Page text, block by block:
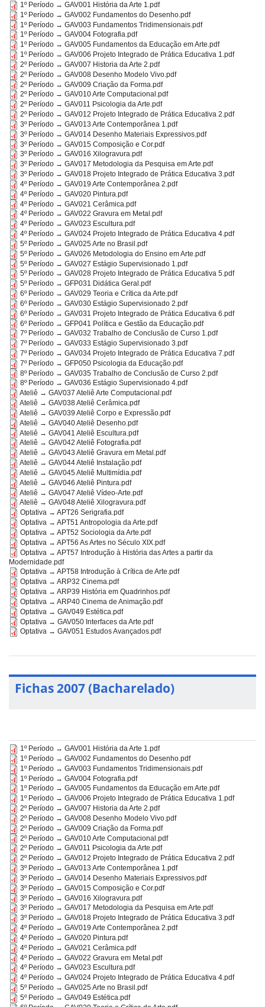
1º Período → GAV001 História da Arte 1.pdf
1º Período → GAV002 Fundamentos do Desenho.pdf
1º Período → GAV003 Fundamentos Tridimensionais.pdf
1º Período → GAV004 Fotografia.pdf
1º Período → GAV005 Fundamentos da Educação em Arte.pdf
1º Período → GAV006 Projeto Integrado de Prática Educativa 1.pdf
2º Período → GAV007 Historia da Arte 2.pdf
2º Período → GAV008 Desenho Modelo Vivo.pdf
2º Período → GAV009 Criação da Forma.pdf
2º Período → GAV010 Arte Computacional.pdf
2º Período → GAV011 Psicologia da Arte.pdf
2º Período → GAV012 Projeto Integrado de Prática Educativa 2.pdf
3º Período → GAV013 Arte Contemporânea 1.pdf
3º Período → GAV014 Desenho Materiais Expressivos.pdf
3º Período → GAV015 Composição e Cor.pdf
3º Período → GAV016 Xilogravura.pdf
3º Período → GAV017 Metodologia da Pesquisa em Arte.pdf
3º Período → GAV018 Projeto Integrado de Prática Educativa 3.pdf
4º Período → GAV019 Arte Contemporânea 2.pdf
4º Período → GAV020 Pintura.pdf
4º Período → GAV021 Cerâmica.pdf
4º Período → GAV022 Gravura em Metal.pdf
4º Período → GAV023 Escultura.pdf
4º Período → GAV024 Projeto Integrado de Prática Educativa 4.pdf
5º Período → GAV025 Arte no Brasil.pdf
5º Período → GAV026 Metodologia do Ensino em Arte.pdf
5º Período → GAV027 Estágio Supervisionado 1.pdf
5º Período → GAV028 Projeto Integrado de Prática Educativa 5.pdf
5º Período → GFP031 Didática Geral.pdf
6º Período → GAV029 Teoria e Crítica da Arte.pdf
6º Período → GAV030 Estágio Supervisionado 2.pdf
6º Período → GAV031 Projeto Integrado de Prática Educativa 6.pdf
6º Período → GFP041 Política e Gestão da Educação.pdf
7º Período → GAV032 Trabalho de Conclusão de Curso 1.pdf
7º Período → GAV033 Estágio Supervisionado 3.pdf
7º Período → GAV034 Projeto Integrado de Prática Educativa 7.pdf
7º Período → GFP050 Psicologia da Educação.pdf
8º Período → GAV035 Trabalho de Conclusão de Curso 2.pdf
8º Período → GAV036 Estágio Supervisionado 4.pdf
Ateliê → GAV037 Ateliê Arte Computacional.pdf
Ateliê → GAV038 Ateliê Cerâmica.pdf
Ateliê → GAV039 Ateliê Corpo e Expressão.pdf
Ateliê → GAV040 Ateliê Desenho.pdf
Ateliê → GAV041 Ateliê Escultura.pdf
Ateliê → GAV042 Ateliê Fotografia.pdf
Ateliê → GAV043 Ateliê Gravura em Metal.pdf
Ateliê → GAV044 Ateliê Instalação.pdf
Ateliê → GAV045 Ateliê Multimídia.pdf
Ateliê → GAV046 Ateliê Pintura.pdf
Ateliê → GAV047 Ateliê Vídeo-Arte.pdf
Ateliê → GAV048 Ateliê Xilogravura.pdf
Optativa → APT26 Serigrafia.pdf
Optativa → APT51 Antropologia da Arte.pdf
Optativa → APT52 Sociologia da Arte.pdf
Optativa → APT56 As Artes no Século XIX.pdf
Optativa → APT57 Introdução à História das Artes a partir da
Modernidade.pdf
Optativa → APT58 Introdução à Crítica de Arte.pdf
Optativa → ARP32 Cinema.pdf
Optativa → ARP39 História em Quadrinhos.pdf
Optativa → ARP40 Cinema de Animação.pdf
Optativa → GAV049 Estética.pdf
Optativa → GAV050 Interfaces da Arte.pdf
Optativa → GAV051 Estudos Avançados.pdf
Fichas 2007 (Bacharelado)
1º Período → GAV001 História da Arte 1.pdf
1º Período → GAV002 Fundamentos do Desenho.pdf
1º Período → GAV003 Fundamentos Tridimensionais.pdf
1º Período → GAV004 Fotografia.pdf
1º Período → GAV005 Fundamentos da Educação em Arte.pdf
1º Período → GAV006 Projeto Integrado de Prática Educativa 1.pdf
2º Período → GAV007 Historia da Arte 2.pdf
2º Período → GAV008 Desenho Modelo Vivo.pdf
2º Período → GAV009 Criação da Forma.pdf
2º Período → GAV010 Arte Computacional.pdf
2º Período → GAV011 Psicologia da Arte.pdf
2º Período → GAV012 Projeto Integrado de Prática Educativa 2.pdf
3º Período → GAV013 Arte Contemporânea 1.pdf
3º Período → GAV014 Desenho Materiais Expressivos.pdf
3º Período → GAV015 Composição e Cor.pdf
3º Período → GAV016 Xilogravura.pdf
3º Período → GAV017 Metodologia da Pesquisa em Arte.pdf
3º Período → GAV018 Projeto Integrado de Prática Educativa 3.pdf
4º Período → GAV019 Arte Contemporânea 2.pdf
4º Período → GAV020 Pintura.pdf
4º Período → GAV021 Cerâmica.pdf
4º Período → GAV022 Gravura em Metal.pdf
4º Período → GAV023 Escultura.pdf
4º Período → GAV024 Projeto Integrado de Prática Educativa 4.pdf
5º Período → GAV025 Arte no Brasil.pdf
5º Período → GAV049 Estética.pdf